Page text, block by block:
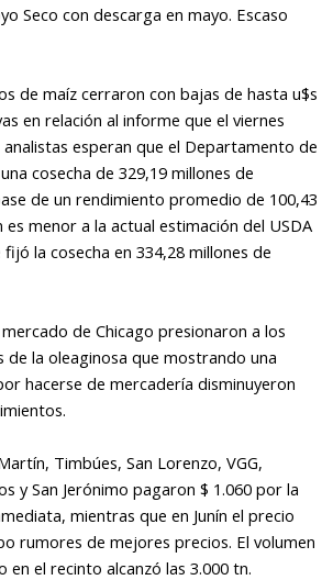
Seco con descarga en mayo. Escaso
de maíz cerraron con bajas de hasta u$s
en relación al informe que el viernes
analistas esperan que el Departamento de
cosecha de 329,19 millones de
de un rendimiento promedio de 100,43
menor a la actual estimación del USDA
la cosecha en 334,28 millones de
de Chicago presionaron a los
de la oleaginosa que mostrando una
hacerse de mercadería disminuyeron
Timbúes, San Lorenzo, VGG,
y San Jerónimo pagaron $ 1.060 por la
mientras que en Junín el precio
rumores de mejores precios. El volumen
en el recinto alcanzó las 3.000 tn.